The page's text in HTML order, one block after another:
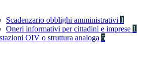
Scadenzario obblighi amministrativi 1
Oneri informativi per cittadini e imprese 1
OIV o struttura analoga 5